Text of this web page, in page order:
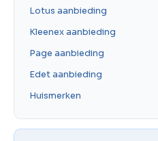
Lotus aanbieding
Kleenex aanbieding
Page aanbieding
Edet aanbieding
Huismerken